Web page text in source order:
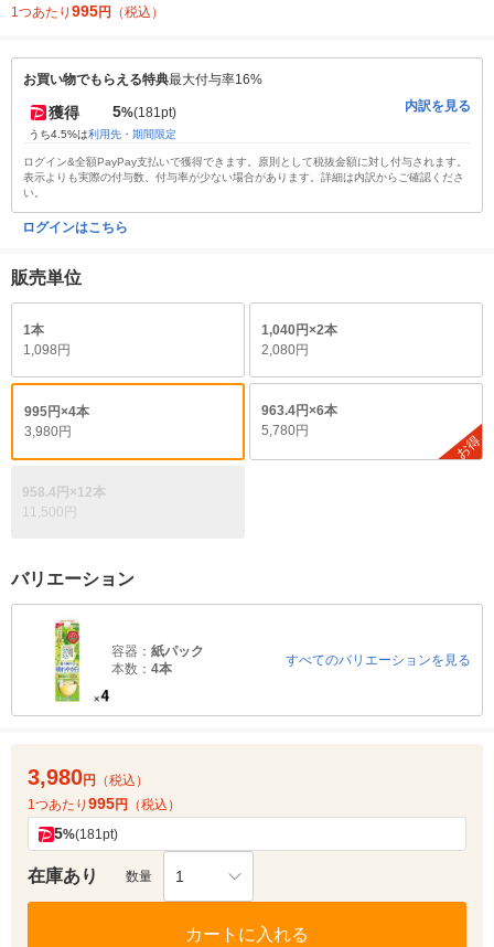
1つあたり 995円 （税込）
お買い物でもらえる特典最大付与率16%
獲得 5%(181pt)
うち4.5%は利用先・期間限定
内訳を見る
ログイン&全額PayPay支払いで獲得できます。原則として税抜金額に対し付与されます。
表示よりも実際の付与数、付与率が少ない場合があります。詳細は内訳からご確認くださ
い。
ログインはこちら
販売単位
1本
1,098円
1,040円×2本
2,080円
995円×4本
3,980円
963.4円×6本
5,780円
お得
958.4円×12本
11,500円
バリエーション
容器： 紙パック
本数： 4本
すべてのバリエーションを見る
3,980円
（税込）
1つあたり 995円 （税込）
5%(181pt)
在庫あり 数量 1
カートに入れる